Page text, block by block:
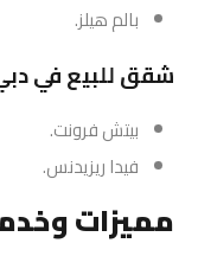
بالم هيلز.
شقق للبيع في
بيتش فرونت.
فيدا ريزيدنس.
مميزات